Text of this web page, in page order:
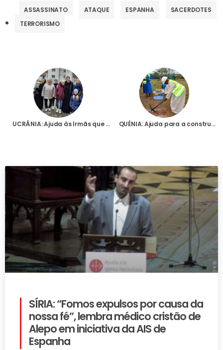
ASSASSINATO ATAQUE ESPANHA
SACERDOTES
TERRORISMO
UCRÂNIA: Ajuda às Irmãs que estão a ajudar os refugiados de guerra no seu convento QUÉNIA: Ajuda para a construção da Casa-Mãe e centro de formação de uma nova congregação
SÍRIA: “Fomos expulsos por causa da
nossa fé”, lembra médico cristão de
Alepo em iniciativa da AIS de
Espanha